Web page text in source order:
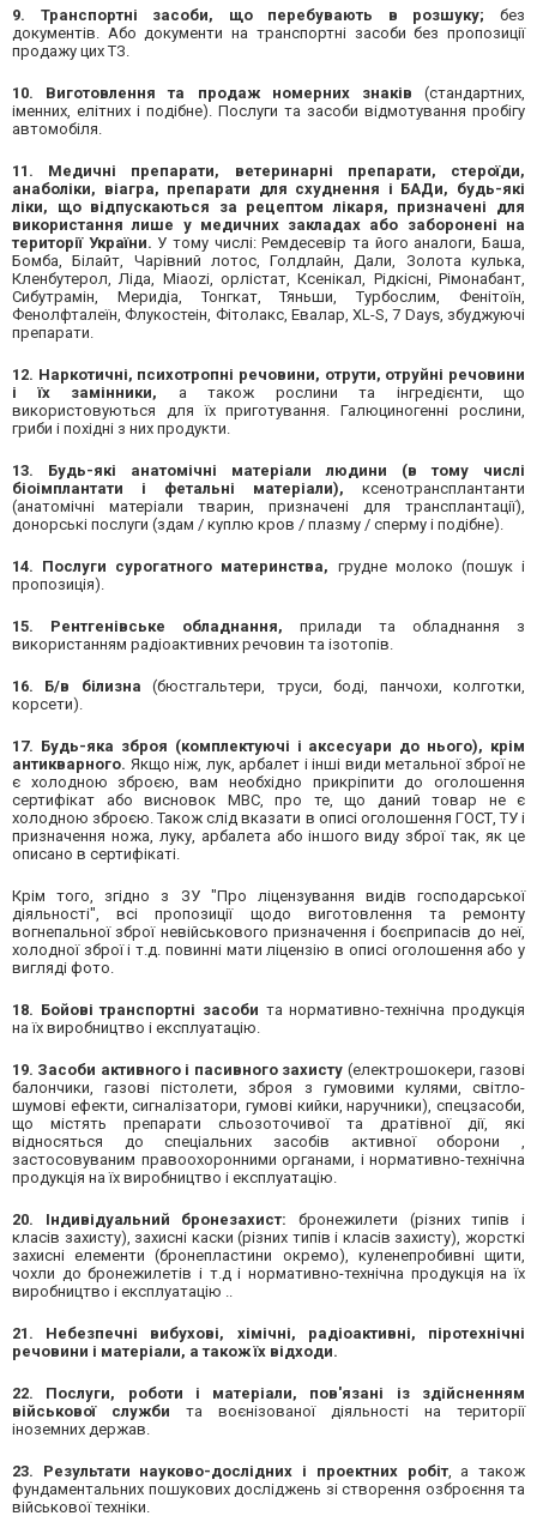
9. Транспортні засоби, що перебувають в розшуку; без
документів. Або документи на транспортні засоби без пропозиції
продажу цих ТЗ.
10. Виготовлення та продаж номерних знаків (стандартних,
іменних, елітних і подібне). Послуги та засоби відмотування пробігу
автомобіля.
11. Медичні препарати, ветеринарні препарати, стероїди,
анаболіки, віагра, препарати для схуднення і БАДи, будь-які
ліки, що відпускаються за рецептом лікаря, призначені для
використання лише у медичних закладах або заборонені на
території України. У тому числі: Ремдесевір та його аналоги, Баша,
Бомба, Білайт, Чарівний лотос, Голдлайн, Дали, Золота кулька,
Кленбутерол, Ліда, Miaozi, орлістат, Ксенікал, Рідкісні, Рімонабант,
Сибутрамін, Меридіа, Тонгкат, Тяньши, Турбослим, Фенітоїн,
Фенолфталеїн, Флукостеін, Фітолакс, Евалар, XL-S, 7 Days, збуджуючі
препарати.
12. Наркотичні, психотропні речовини, отрути, отруйні речовини
і їх замінники, а також рослини та інгредієнти, що
використовуються для їх приготування. Галюциногенні рослини,
гриби і похідні з них продукти.
13. Будь-які анатомічні матеріали людини
(в тому числі
біоімплантати і фетальні матеріали), ксенотрансплантанти
(анатомічні матеріали тварин, призначені для трансплантації),
донорські послуги (здам / куплю кров / плазму / сперму і подібне).
14. Послуги сурогатного материнства, грудне молоко (пошук і
пропозиція).
15. Рентгенівське обладнання, прилади та обладнання з
використанням радіоактивних речовин та ізотопів.
16. Б/в білизна (бюстгальтери, труси, боді, панчохи, колготки,
корсети).
17. Будь-яка зброя (комплектуючі і аксесуари до нього), крім
антикварного. Якщо ніж, лук, арбалет і інші види метальної зброї не
є холодною зброєю, вам необхідно прикріпити до оголошення
сертифікат або висновок МВС, про те, що даний товар не є
холодною зброєю. Також слід вказати в описі оголошення ГОСТ, ТУ і
призначення ножа, луку, арбалета або іншого виду зброї так, як це
описано в сертифікаті.
Крім того, згідно з ЗУ "Про ліцензування видів господарської
діяльності", всі пропозиції щодо виготовлення та ремонту
вогнепальної зброї невійськового призначення і боєприпасів до неї,
холодної зброї і т.д. повинні мати ліцензію в описі оголошення або у
вигляді фото.
18. Бойові транспортні засоби та нормативно-технічна продукція
на їх виробництво і експлуатацію.
19. Засоби активного і пасивного захисту (електрошокери, газові
балончики, газові пістолети, зброя з гумовими кулями, світло-
шумові ефекти, сигналізатори, гумові кийки, наручники), спецзасоби,
що містять препарати сльозоточивої та дратівної дії, які
відносяться до спеціальних засобів активної оборони ,
застосовуваним правоохоронними органами, і нормативно-технічна
продукція на їх виробництво і експлуатацію.
20. Індивідуальний бронезахист: бронежилети (різних типів і
класів захисту), захисні каски (різних типів і класів захисту), жорсткі
захисні елементи (бронепластини окремо), куленепробивні щити,
чохли до бронежилетів і т.д і нормативно-технічна продукція на їх
виробництво і експлуатацію ..
21. Небезпечні вибухові, хімічні, радіоактивні, піротехнічні
речовини і матеріали, а також їх відходи.
22. Послуги, роботи і матеріали, пов'язані із здійсненням
військової служби та воєнізованої діяльності на території
іноземних держав.
23. Результати науково-дослідних і проектних робіт, а також
фундаментальних пошукових досліджень зі створення озброєння та
військової техніки.